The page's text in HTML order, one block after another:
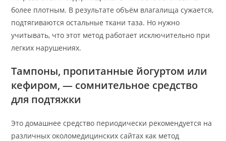
более плотным. В результате объём влагалища сужается,
подтягиваются остальные ткани таза. Но нужно
учитывать, что этот метод работает исключительно при
легких нарушениях.
Тампоны, пропитанные йогуртом или
кефиром, — сомнительное средство
для подтяжки
Это домашнее средство периодически рекомендуется на
различных околомедицинских сайтах как метод